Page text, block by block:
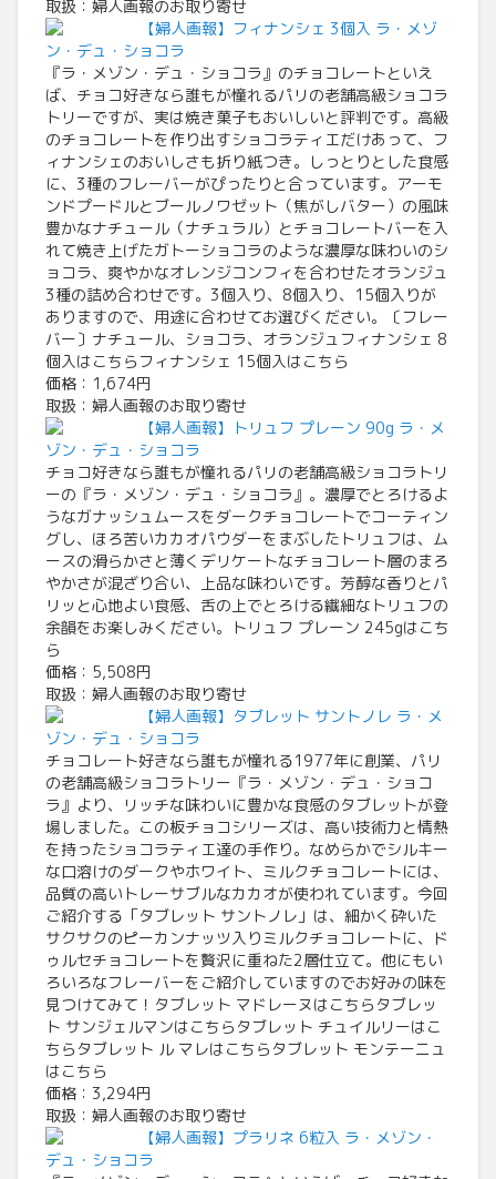
取扱：婦人画報のお取り寄せ
【婦人画報】フィナンシェ 3個入 ラ・メゾ
ン・デュ・ショコラ
『ラ・メゾン・デュ・ショコラ』のチョコレートといえ
ば、チョコ好きなら誰もが憧れるパリの老舗高級ショコラ
トリーですが、実は焼き菓子もおいしいと評判です。高級
のチョコレートを作り出すショコラティエだけあって、フ
ィナンシェのおいしさも折り紙つき。しっとりとした食感
に、3種のフレーバーがぴったりと合っています。アーモ
ンドプードルとブールノワゼット（焦がしバター）の風味
豊かなナチュール（ナチュラル）とチョコレートバーを入
れて焼き上げたガトーショコラのような濃厚な味わいのシ
ョコラ、爽やかなオレンジコンフィを合わせたオランジュ
3種の詰め合わせです。3個入り、8個入り、15個入りが
ありますので、用途に合わせてお選びください。〔フレー
バー〕ナチュール、ショコラ、オランジュフィナンシェ 8
個入はこちらフィナンシェ 15個入はこちら
価格：1,674円
取扱：婦人画報のお取り寄せ
【婦人画報】トリュフ プレーン 90g ラ・メ
ゾン・デュ・ショコラ
チョコ好きなら誰もが憧れるパリの老舗高級ショコラトリ
ーの『ラ・メゾン・デュ・ショコラ』。濃厚でとろけるよ
うなガナッシュムースをダークチョコレートでコーティン
グし、ほろ苦いカカオパウダーをまぶしたトリュフは、ム
ースの滑らかさと薄くデリケートなチョコレート層のまろ
やかさが混ざり合い、上品な味わいです。芳醇な香りとパ
リッと心地よい食感、舌の上でとろける繊細なトリュフの
余韻をお楽しみください。トリュフ プレーン 245gはこち
ら
価格：5,508円
取扱：婦人画報のお取り寄せ
【婦人画報】タブレット サントノレ ラ・メ
ゾン・デュ・ショコラ
チョコレート好きなら誰もが憧れる1977年に創業、パリ
の老舗高級ショコラトリー『ラ・メゾン・デュ・ショコ
ラ』より、リッチな味わいに豊かな食感のタブレットが登
場しました。この板チョコシリーズは、高い技術力と情熱
を持ったショコラティエ達の手作り。なめらかでシルキー
な口溶けのダークやホワイト、ミルクチョコレートには、
品質の高いトレーサブルなカカオが使われています。今回
ご紹介する「タブレット サントノレ」は、細かく砕いた
サクサクのピーカンナッツ入りミルクチョコレートに、ド
ゥルセチョコレートを贅沢に重ねた2層仕立て。他にもい
ろいろなフレーバーをご紹介していますのでお好みの味を
見つけてみて！タブレット マドレーヌはこちらタブレッ
ト サンジェルマンはこちらタブレット チュイルリーはこ
ちらタブレット ル マレはこちらタブレット モンテーニュ
はこちら
価格：3,294円
取扱：婦人画報のお取り寄せ
【婦人画報】プラリネ 6粒入 ラ・メゾン・
デュ・ショコラ